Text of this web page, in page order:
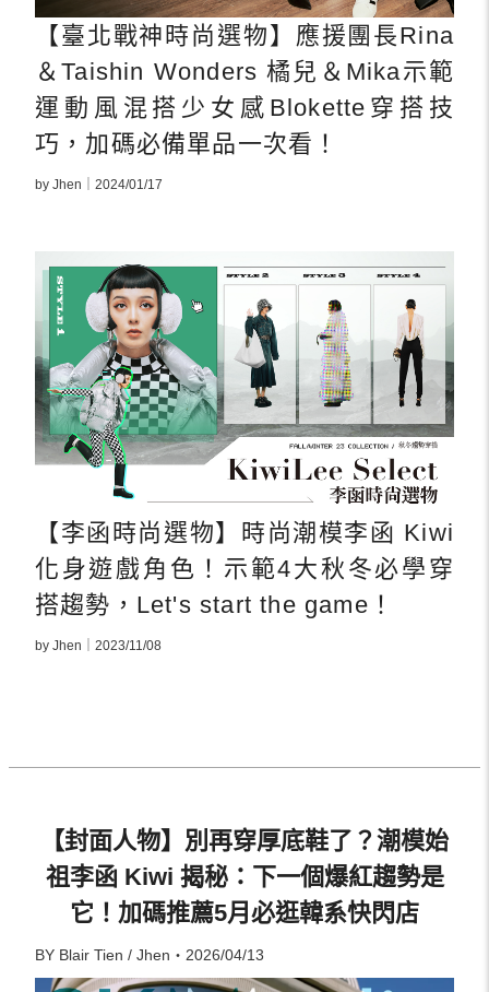
【臺北戰神時尚選物】應援團長Rina
＆Taishin Wonders 橘兒＆Mika示範
運動風混搭少女感Blokette穿搭技
巧，加碼必備單品一次看！
by Jhen｜2024/01/17
【李函時尚選物】時尚潮模李函 Kiwi
化身遊戲角色！示範4大秋冬必學穿
搭趨勢，Let's start the game！
by Jhen｜2023/11/08
【封面人物】別再穿厚底鞋了？潮模始
祖李函 Kiwi 揭秘：下一個爆紅趨勢是
它！加碼推薦5月必逛韓系快閃店
BY Blair Tien / Jhen・2026/04/13